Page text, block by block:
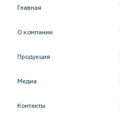
Главная
О компании
Продукция
Медиа
Контакты